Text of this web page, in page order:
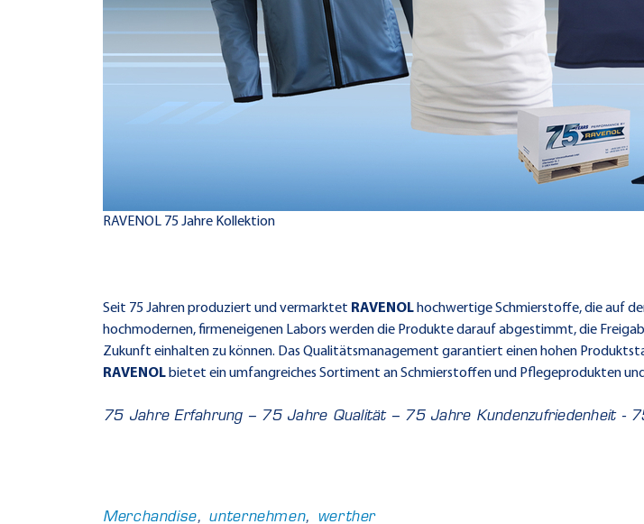
RAVENOL 75 Jahre Kollektion
Seit 75 Jahren produziert und vermarktet RAVENOL hochwertige Schmierstoffe, die auf
hochmodernen, firmeneigenen Labors werden die Produkte darauf abgestimmt, die
Zukunft einhalten zu können. Das Qualitätsmanagement garantiert einen hohen
RAVENOL bietet ein umfangreiches Sortiment an Schmierstoffen und Pflegeprodukten
75 Jahre Erfahrung – 75 Jahre Qualität – 75 Jahre Kundenzufriedenheit -
Merchandise, unternehmen, werther